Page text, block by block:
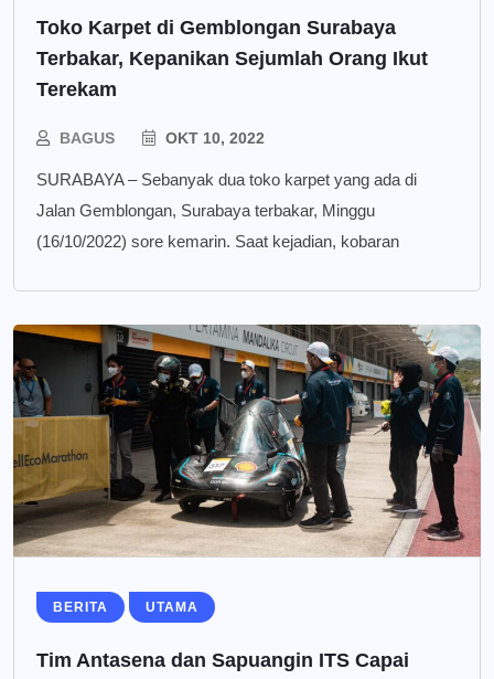
Toko Karpet di Gemblongan Surabaya
Terbakar, Kepanikan Sejumlah Orang Ikut
Terekam
BAGUS OKT 10, 2022
SURABAYA – Sebanyak dua toko karpet yang ada di
Jalan Gemblongan, Surabaya terbakar, Minggu
(16/10/2022) sore kemarin. Saat kejadian, kobaran
BERITA UTAMA
Tim Antasena dan Sapuangin ITS Capai